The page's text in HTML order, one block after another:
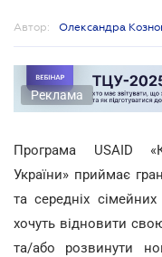
Автор: Олександра
Реклама
Програма USAID
України» приймає
та середніх
хочуть відновити
та/або розвинути